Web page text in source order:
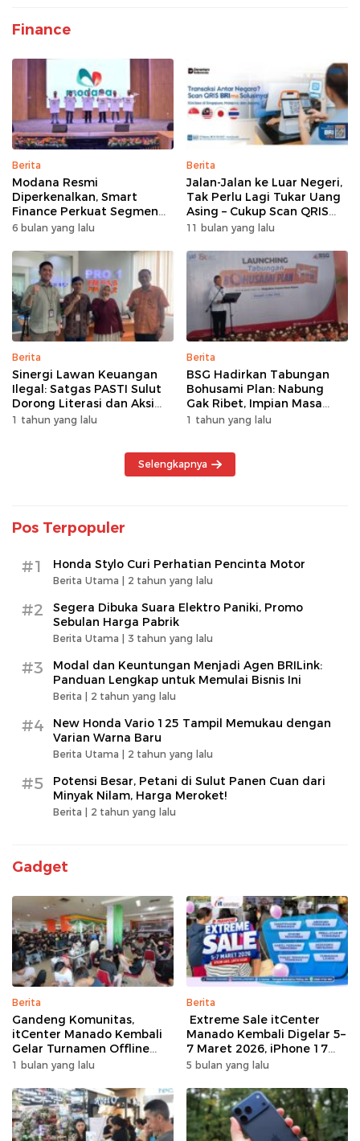
Finance
Berita
Modana Resmi
Diperkenalkan, Smart
Finance Perkuat Segmen
Pembiayaan Multiguna
6 bulan yang lalu
Berita
Jalan-Jalan ke Luar Negeri,
Tak Perlu Lagi Tukar Uang
Asing – Cukup Scan QRIS
Pakai BRImo
11 bulan yang lalu
Berita
Sinergi Lawan Keuangan
Ilegal: Satgas PASTI Sulut
Dorong Literasi dan Aksi
Kolektif Masyarakat
1 tahun yang lalu
Berita
BSG Hadirkan Tabungan
Bohusami Plan: Nabung
Gak Ribet, Impian Masa
Depan Makin Dekat!
1 tahun yang lalu
Selengkapnya
Pos Terpopuler
#1 Honda Stylo Curi Perhatian Pencinta Motor
Berita Utama | 2 tahun yang lalu
#2
Segera Dibuka Suara Elektro Paniki, Promo
Sebulan Harga Pabrik
Berita Utama | 3 tahun yang lalu
#3
Modal dan Keuntungan Menjadi Agen BRILink:
Panduan Lengkap untuk Memulai Bisnis Ini
Berita | 2 tahun yang lalu
#4
New Honda Vario 125 Tampil Memukau dengan
Varian Warna Baru
Berita Utama | 2 tahun yang lalu
#5
Potensi Besar, Petani di Sulut Panen Cuan dari
Minyak Nilam, Harga Meroket!
Berita | 2 tahun yang lalu
Gadget
Berita
Gandeng Komunitas,
itCenter Manado Kembali
Gelar Turnamen Offline
Free Fire, 60 Tim Siap
1 bulan yang lalu
Berita
Extreme Sale itCenter
Manado Kembali Digelar 5–
7 Maret 2026, iPhone 17
Pro Max Diskon hingga
5 bulan yang lalu